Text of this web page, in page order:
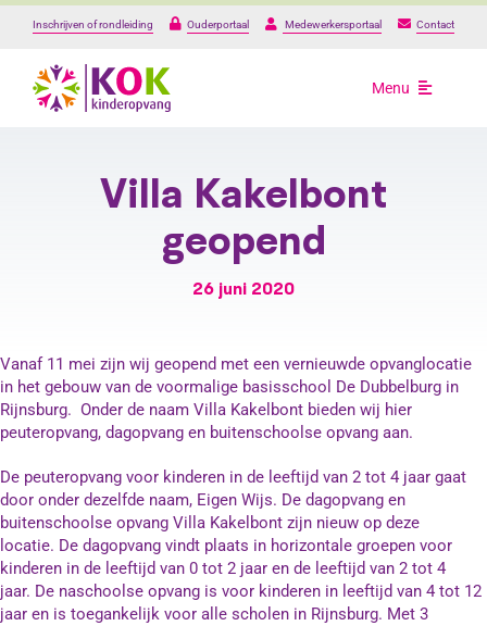
Ga
Inschrijven of rondleiding Ouderportaal Medewerkersportaal Contact
Menu
Praktische
Werken bij
Contact
Villa Kakelbont
geopend
26 juni 2020
Vanaf 11 mei zijn wij geopend met een vernieuwde opvanglocatie
in het gebouw van de voormalige basisschool De Dubbelburg in
Rijnsburg. Onder de naam Villa Kakelbont bieden wij hier
peuteropvang, dagopvang en buitenschoolse opvang aan.
De peuteropvang voor kinderen in de leeftijd van 2 tot 4 jaar gaat
door onder dezelfde naam, Eigen Wijs. De dagopvang en
buitenschoolse opvang Villa Kakelbont zijn nieuw op deze
locatie. De dagopvang vindt plaats in horizontale groepen voor
kinderen in de leeftijd van 0 tot 2 jaar en de leeftijd van 2 tot 4
jaar. De naschoolse opvang is voor kinderen in leeftijd van 4 tot 12
jaar en is toegankelijk voor alle scholen in Rijnsburg. Met 3